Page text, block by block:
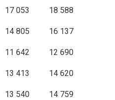
17 053 18 588
14 805 16 137
11 642 12 690
13 413
14 620
13 540 14 759